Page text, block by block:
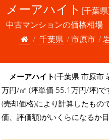
メーアハイト [千葉
中古マンションの価格相場
千葉県
市原市
メーアハイト(千葉県 市原市
万円/㎡ (坪単価 55.1万円/坪)
(売却価格)により計算したもの
価、評価額)がいくらになるか